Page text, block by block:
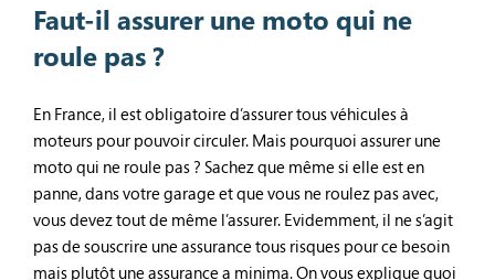
Faut-il assurer une moto qui ne
roule pas ?
En France, il est obligatoire d’assurer tous véhicules à
moteurs pour pouvoir circuler. Mais pourquoi assurer une
moto qui ne roule pas ? Sachez que même si elle est en
panne, dans votre garage et que vous ne roulez pas avec,
vous devez tout de même l’assurer. Evidemment, il ne s’agit
pas de souscrire une assurance tous risques pour ce besoin
mais plutôt une assurance a minima. On vous explique quoi